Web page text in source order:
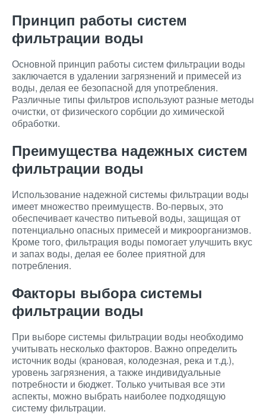
Принцип работы систем
фильтрации воды
Основной принцип работы систем фильтрации воды
заключается в удалении загрязнений и примесей из
воды, делая ее безопасной для употребления.
Различные типы фильтров используют разные методы
очистки, от физического сорбции до химической
обработки.
Преимущества надежных систем
фильтрации воды
Использование надежной системы фильтрации воды
имеет множество преимуществ. Во-первых, это
обеспечивает качество питьевой воды, защищая от
потенциально опасных примесей и микроорганизмов.
Кроме того, фильтрация воды помогает улучшить вкус
и запах воды, делая ее более приятной для
потребления.
Факторы выбора системы
фильтрации воды
При выборе системы фильтрации воды необходимо
учитывать несколько факторов. Важно определить
источник воды (крановая, колодезная, река и т.д.),
уровень загрязнения, а также индивидуальные
потребности и бюджет. Только учитывая все эти
аспекты, можно выбрать наиболее подходящую
систему фильтрации.